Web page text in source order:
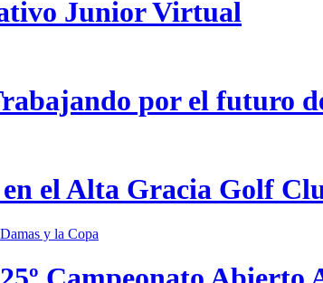
Junior Virtual
por el futuro
el Alta Gracia Golf